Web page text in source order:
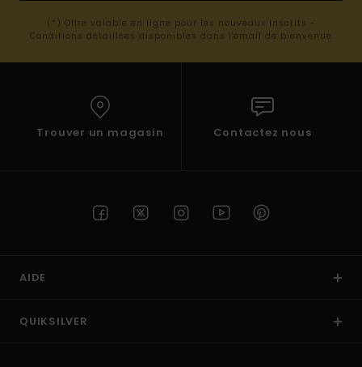
(*) Offre valable en ligne pour les nouveaux inscrits -
Conditions détaillées disponibles dans l'email de bienvenue
Trouver un magasin Contactez nous
AIDE
QUIKSILVER